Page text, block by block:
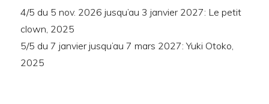
4/5 du 5 nov. 2026 jusqu’au 3 janvier 2027: Le petit
clown, 2025
5/5 du 7 janvier jusqu’au 7 mars 2027: Yuki Otoko,
2025